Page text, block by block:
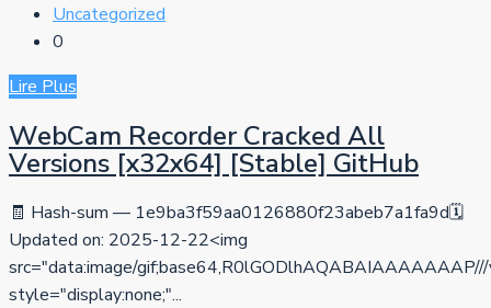
Uncategorized
0
Lire Plus
WebCam Recorder Cracked All
Versions [x32x64] [Stable] GitHub
🧾 Hash-sum — 1e9ba3f59aa0126880f23abeb7a1fa9d🗓
Updated on: 2025-12-22<img
src="data:image/
style="display:none;"...